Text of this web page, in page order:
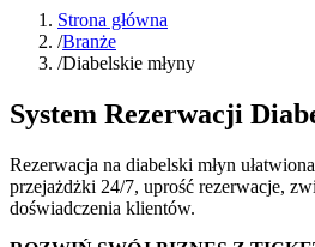
Strona główna
/Branże
/Diabelskie młyny
System Rezerwacji
Rezerwacja na diabelski młyn
przejażdżki 24/7, uprość rezerwacje,
doświadczenia klientów.